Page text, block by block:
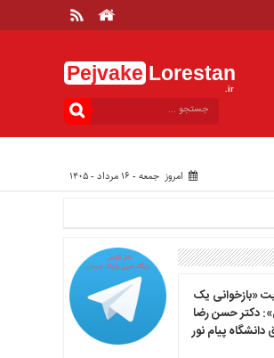
Pejvake Lorestan
.ir
امروز جمعه - ۱۶ مرداد - ۱۴۰۵
«بازخوانی یک
دکتر حسن رضا
پیام نور